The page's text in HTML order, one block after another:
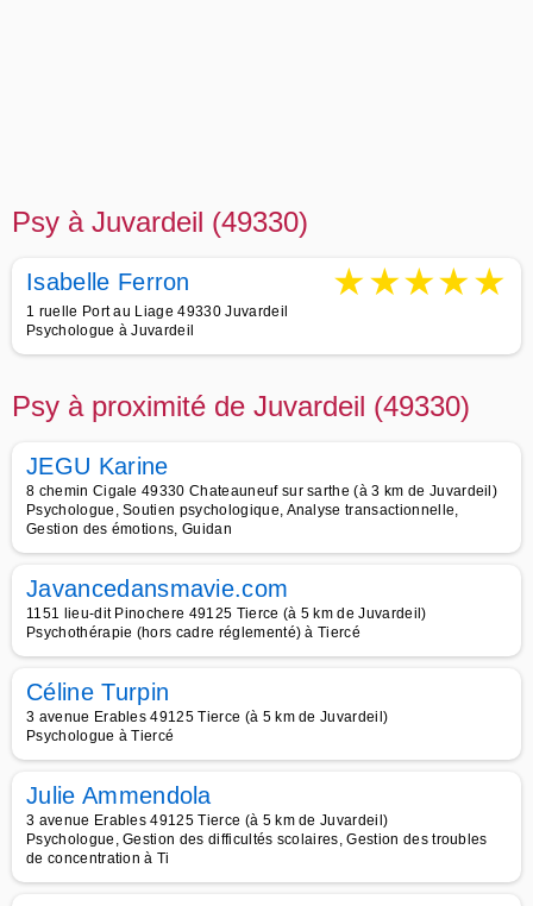
Psy à Juvardeil (49330)
Isabelle Ferron ★★★★★
1 ruelle Port au Liage 49330 Juvardeil
Psychologue à Juvardeil
Psy à proximité de Juvardeil (49330)
JEGU Karine
8 chemin Cigale 49330 Chateauneuf sur sarthe (à 3 km de Juvardeil)
Psychologue, Soutien psychologique, Analyse transactionnelle,
Gestion des émotions, Guidan
Javancedansmavie.com
1151 lieu-dit Pinochere 49125 Tierce (à 5 km de Juvardeil)
Psychothérapie (hors cadre réglementé) à Tiercé
Céline Turpin
3 avenue Erables 49125 Tierce (à 5 km de Juvardeil)
Psychologue à Tiercé
Julie Ammendola
3 avenue Erables 49125 Tierce (à 5 km de Juvardeil)
Psychologue, Gestion des difficultés scolaires, Gestion des troubles
de concentration à Ti